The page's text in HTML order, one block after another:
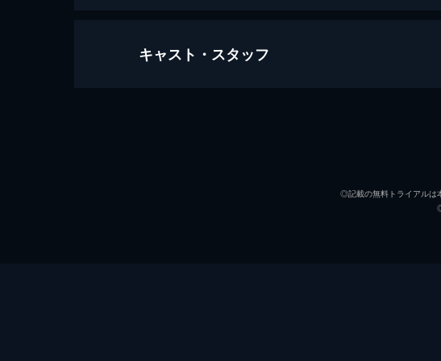
父の贈り物
キャスト・スタッフ
◎記載の無料トライアルは